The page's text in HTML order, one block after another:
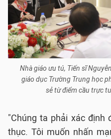
Nhà giáo ưu tú, Tiến sĩ
giáo dục Trường Trung học
sẻ từ điểm cầu trực
"Chúng ta phải xác
thục. Tôi muốn nhấn